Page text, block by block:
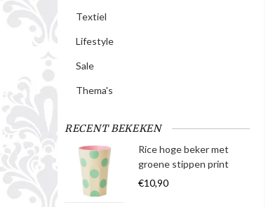
Textiel
Lifestyle
Sale
Thema's
RECENT BEKEKEN
Rice hoge beker met
groene stippen print
€10,90